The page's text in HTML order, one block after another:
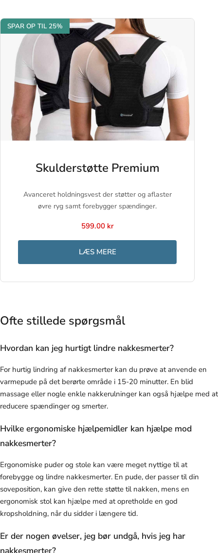
SPAR OP TIL 25%
Skulderstøtte Premium
Avanceret holdningsvest der støtter og aflaster
øvre ryg samt forebygger spændinger.
599.00 kr
LÆS MERE
Ofte stillede spørgsmål
Hvordan kan jeg hurtigt lindre nakkesmerter?
For hurtig lindring af nakkesmerter kan du prøve at anvende en
varmepude på det berørte område i 15-20 minutter. En blid
massage eller nogle enkle nakkerulninger kan også hjælpe med at
reducere spændinger og smerter.
Hvilke ergonomiske hjælpemidler kan hjælpe mod
nakkesmerter?
Ergonomiske puder og stole kan være meget nyttige til at
forebygge og lindre nakkesmerter. En pude, der passer til din
soveposition, kan give den rette støtte til nakken, mens en
ergonomisk stol kan hjælpe med at opretholde en god
kropsholdning, når du sidder i længere tid.
Er der nogen øvelser, jeg bør undgå, hvis jeg har
nakkesmerter?